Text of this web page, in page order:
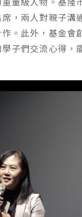
，兩人對親子溝
。此外，基金會
子們交流心得，